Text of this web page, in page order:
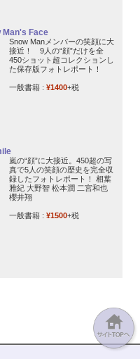
Man's Face
Snow Manメンバーの笑顔に大
接近！ 9人の“顔”だけを全
450ショット超コレクションし
た保存版フォトレポート！
一般書籍 : ¥1400+税
嵐の“顔”に大接近。450超の写
真で5人の笑顔の歴史を完全収
録したフォトレポート！ 相葉
雅紀 大野智 松本潤 二宮和也
櫻井翔
一般書籍 : ¥1500+税